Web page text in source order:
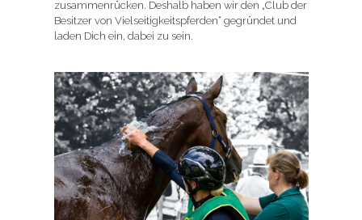
zusammenrücken. Deshalb haben wir den „Club der
Besitzer von Vielseitigkeitspferden“ gegründet und
laden Dich ein, dabei zu sein.